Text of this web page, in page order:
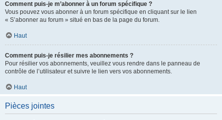
Comment puis-je m’abonner à un forum spécifique ?
Vous pouvez vous abonner à un forum spécifique en cliquant sur le lien
« S’abonner au forum » situé en bas de la page du forum.
Haut
Comment puis-je résilier mes abonnements ?
Pour résilier vos abonnements, veuillez vous rendre dans le panneau de
contrôle de l’utilisateur et suivre le lien vers vos abonnements.
Haut
Pièces jointes